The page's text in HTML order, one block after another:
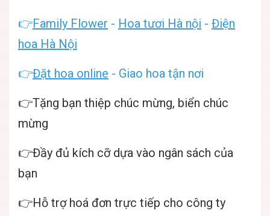
👉Family Flower - Hoa tươi Hà nội - Điện
hoa Hà Nội
👉Đặt hoa online - Giao hoa tận nơi
👉Tặng bạn thiệp chúc mừng, biển chúc
mừng
👉Đầy đủ kích cỡ dựa vào ngân sách của
bạn
👉Hỗ trợ hoá đơn trực tiếp cho công ty